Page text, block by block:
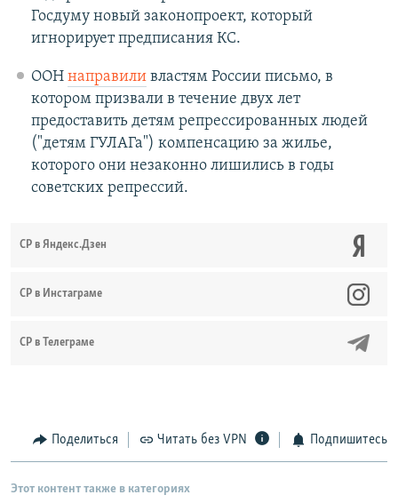
Госдуму новый законопроект, который
игнорирует предписания КС.
ООН направиливластям России письмо, в
котором призвали в течение двух лет
предоставить детям репрессированных людей
("детям ГУЛАГа") компенсацию за жилье,
которого они незаконно лишились в годы
советских репрессий.
СР в Яндекс.Дзен
CР в Инстаграме
СР в Телеграме
Поделиться Читать без VPN Подпишитесь
Этот контент также в категориях